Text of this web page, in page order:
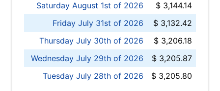
Saturday August 1st of 2026
$ 3,144.14
Friday July 31st of 2026
$ 3,132.42
Thursday July 30th of 2026
$ 3,206.18
Wednesday July 29th of 2026
$ 3,205.87
Tuesday July 28th of 2026
$ 3,205.80